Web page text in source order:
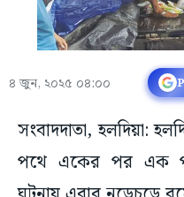
৪ জুন, ২০২৫ ০৪:০০
সংবাদদাতা, হলদিয়া:
পথে একের পর এক